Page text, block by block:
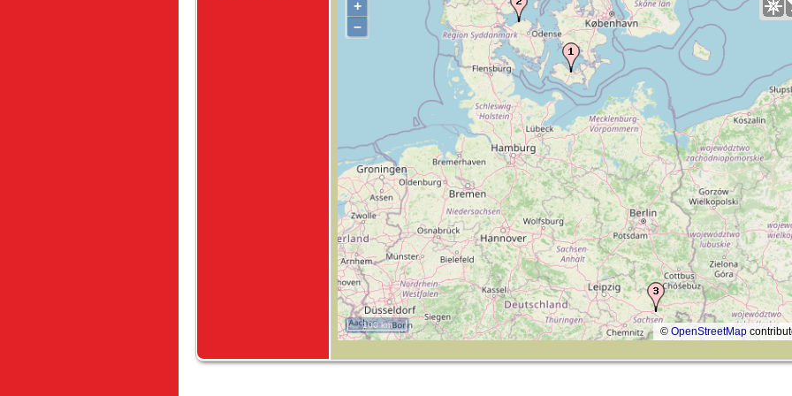
+
–
© OpenStreetMap
100 km